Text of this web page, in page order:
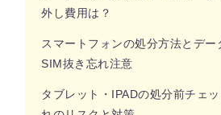
外し費用は？
スマートフォンの処分方法とデー
SIM抜き忘れ注意
タブレット・IPADの処分前チェ